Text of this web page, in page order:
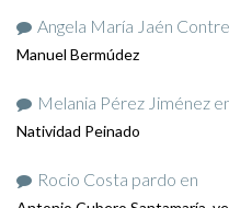
Angela María Jaén
Manuel Bermúdez
Melania Pérez Jiménez
Natividad Peinado
Rocio Costa pardo en